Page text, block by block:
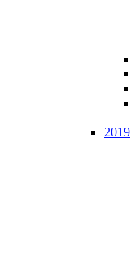
2019